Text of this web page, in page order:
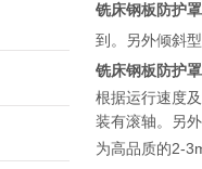
铣床钢板防护罩
到。另外倾斜
铣床钢板防护罩
根据运行速度
装有滚轴。另
为高品质的2-